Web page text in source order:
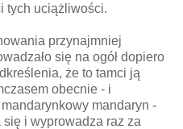
tych uciążliwości.
przynajmniej
się na ogół dopiero
że to tamci ją
obecnie - i
mandaryn -
i wyprowadza raz za